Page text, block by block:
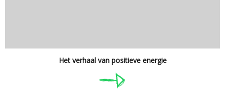
Het verhaal van positieve energie